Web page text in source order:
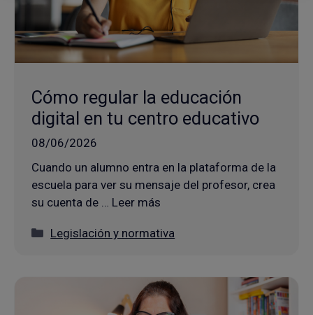
Cómo regular la educación
digital en tu centro educativo
08/06/2026
Cuando un alumno entra en la plataforma de la
escuela para ver su mensaje del profesor, crea
su cuenta de … Leer más
Categorías
Legislación y normativa